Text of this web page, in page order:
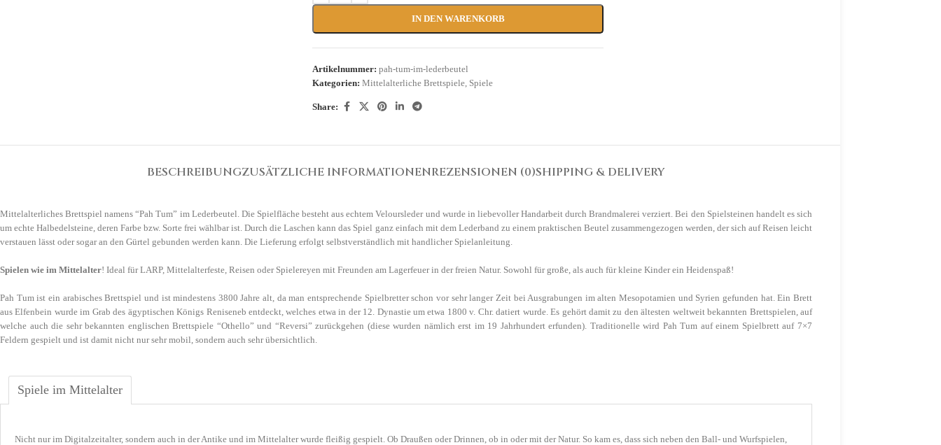
IN DEN WARENKORB
Artikelnummer:pah-tum-im-lederbeutel
Kategorien: Mittelalterliche Brettspiele Spiele
Share:
BESCHREIBUNGZUSÄTZLICHE INFORMATIONENREZENSIONEN (0)SHIPPING & DELIVERY
Mittelalterliches Brettspiel namens “Pah Tum” im Lederbeutel. Die Spielfläche besteht aus echtem Veloursleder und wurde in liebevoller Handarbeit durch Brandmalerei verziert. Bei den Spielsteinen handelt es sich
um echte Halbedelsteine, deren Farbe bzw. Sorte frei wählbar ist. Durch die Laschen kann das Spiel ganz einfach mit dem Lederband zu einem praktischen Beutel zusammengezogen werden, der sich auf Reisen leicht
verstauen lässt oder sogar an den Gürtel gebunden werden kann. Die Lieferung erfolgt selbstverständlich mit handlicher Spielanleitung.
Spielen wie im Mittelalter! Ideal für LARP, Mittelalterfeste, Reisen oder Spielereyen mit Freunden am Lagerfeuer in der freien Natur. Sowohl für große, als auch für kleine Kinder ein Heidenspaß!
Pah Tum ist ein arabisches Brettspiel und ist mindestens 3800 Jahre alt, da man entsprechende Spielbretter schon vor sehr langer Zeit bei Ausgrabungen im alten Mesopotamien und Syrien gefunden hat.Ein Brett
aus Elfenbein wurdeim Grab des ägyptischen Königs Reniseneb entdeckt, welches etwa in der 12. Dynastie um etwa 1800 v. Chr. datiert wurde.Es gehört damit zu den ältesten weltweit bekannten Brettspielen, auf
welche auch die sehr bekannten englischen Brettspiele “Othello” und “Reversi” zurückgehen (diese wurden nämlich erst im 19 Jahrhundert erfunden). Traditionelle wird Pah Tum auf einem Spielbrett auf 7×7
Feldern gespielt und ist damit nicht nur sehr mobil, sondern auch sehr übersichtlich.
Spiele im Mittelalter
Nicht nur im Digitalzeitalter, sondern auch in der Antike und im Mittelalter wurde fleißig gespielt. Ob Draußen oder Drinnen, ob in oder mit der Natur. So kam es, dass sich neben den Ball- und Wurfspielen,